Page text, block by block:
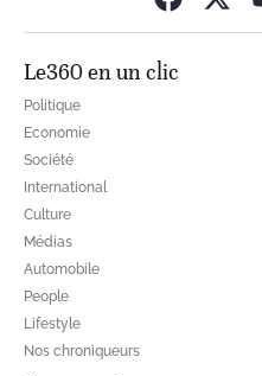
Le360 en un clic
Politique
Economie
Société
International
Culture
Médias
Automobile
People
Lifestyle
Nos chroniqueurs